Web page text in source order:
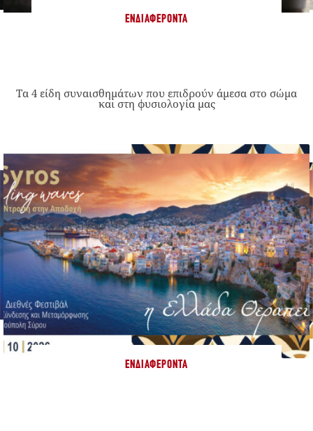
ΕΝΔΙΑΦΈΡΟΝΤΑ
Τα 4 είδη συναισθημάτων που επιδρούν άμεσα στο σώμα
και στη φυσιολογία μας
ΕΝΔΙΑΦΈΡΟΝΤΑ